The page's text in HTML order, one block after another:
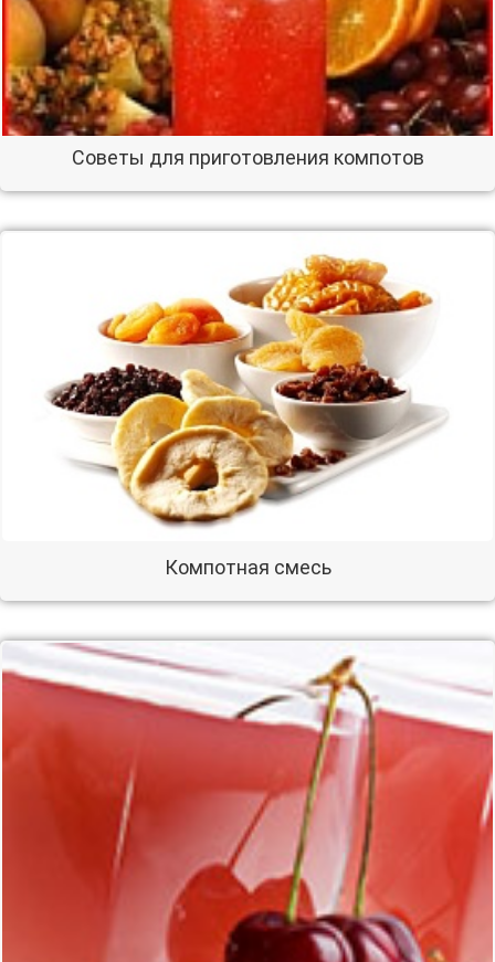
Советы для приготовления компотов
Компотная смесь